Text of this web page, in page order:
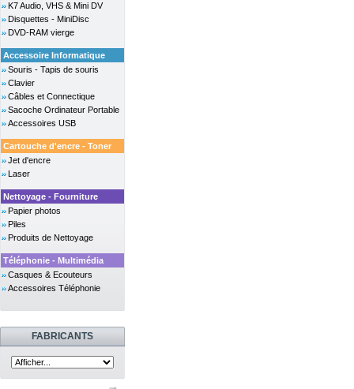
K7 Audio, VHS & Mini DV
Disquettes - MiniDisc
DVD-RAM vierge
Accessoire Informatique
Souris - Tapis de souris
Clavier
Câbles et Connectique
Sacoche Ordinateur Portable
Accessoires USB
Cartouche d'encre - Toner
Jet d'encre
Laser
Nettoyage - Fourniture
Papier photos
Piles
Produits de Nettoyage
Téléphonie - Multimédia
Casques & Ecouteurs
Accessoires Téléphonie
FABRICANTS